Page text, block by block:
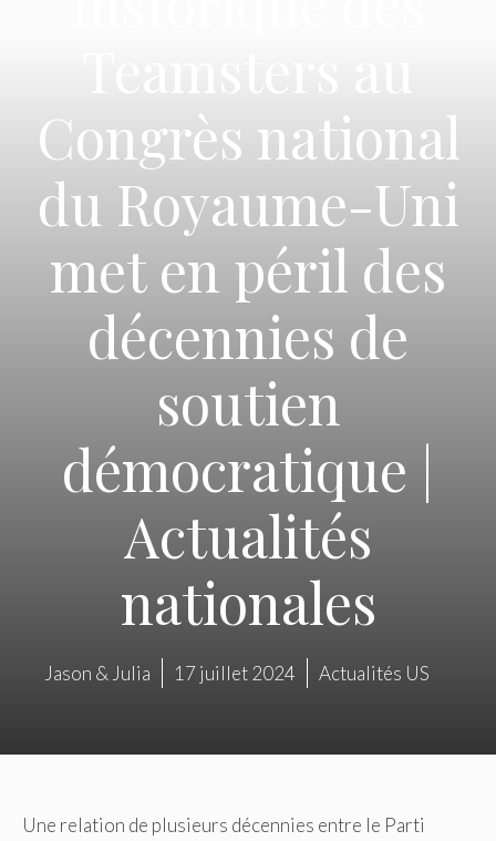
Congrès national
du Royaume-Uni
met en péril des
décennies de
soutien
démocratique |
Actualités
nationales
Jason & Julia 17 juillet 2024 Actualités US
Une relation de plusieurs décennies entre le Parti